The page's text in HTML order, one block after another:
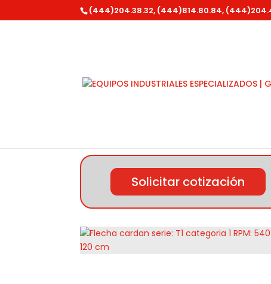
(444)204.38.32, (444)814.80.84,
Solicitar cotización